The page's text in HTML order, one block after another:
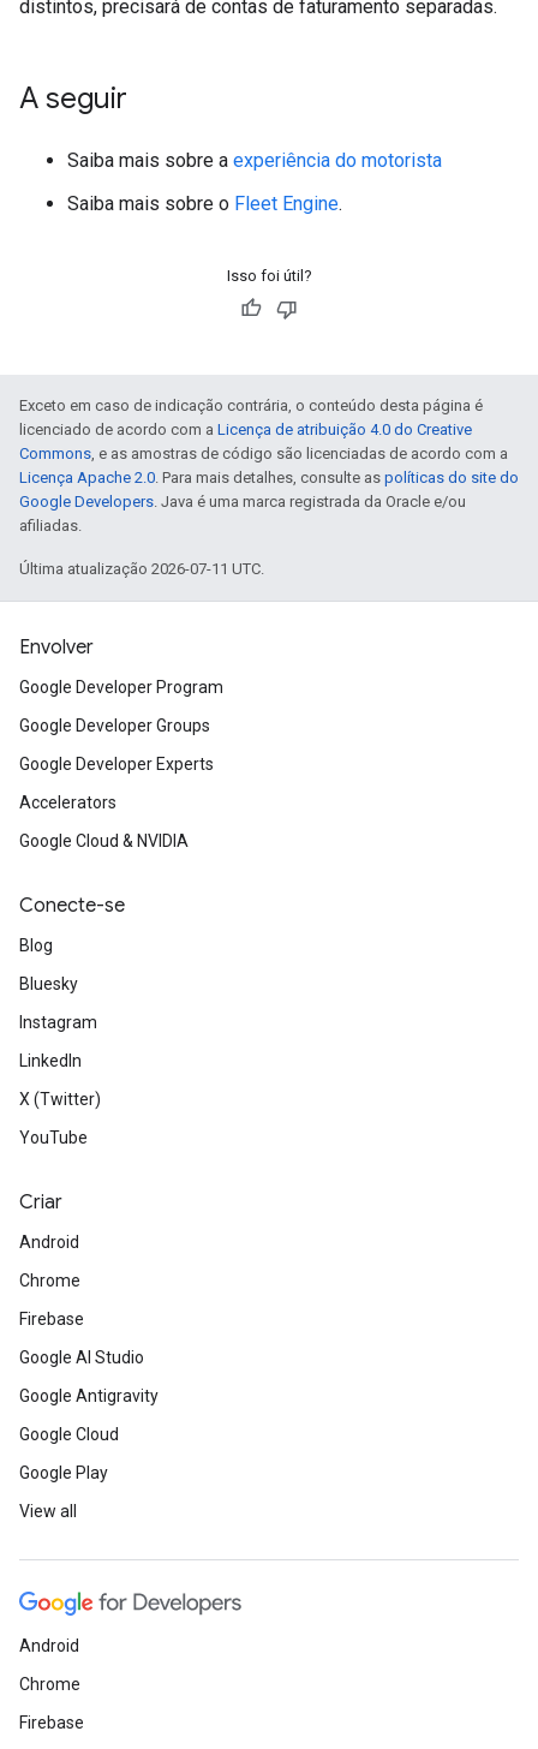
distintos, precisará de contas de faturamento separadas.
A seguir
Saiba mais sobre a experiência do motorista
Saiba mais sobre o Fleet Engine.
Isso foi útil?
Exceto em caso de indicação contrária, o conteúdo desta página é
licenciado de acordo com a Licença de atribuição 4.0 do Creative
Commons , e as amostras de código são licenciadas de acordo com a
Licença Apache 2.0 . Para mais detalhes, consulte as políticas do site do
Google Developers . Java é uma marca registrada da Oracle e/ou
afiliadas.
Última atualização 2026-07-11 UTC.
Envolver
Google Developer Program
Google Developer Groups
Google Developer Experts
Accelerators
Google Cloud & NVIDIA
Conecte-se
Blog
Bluesky
Instagram
LinkedIn
X (Twitter)
YouTube
Criar
Android
Chrome
Firebase
Google AI Studio
Google Antigravity
Google Cloud
Google Play
View all
Android
Chrome
Firebase